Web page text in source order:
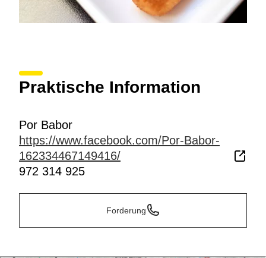
Praktische Information
Por Babor
https://www.facebook.com/Por-Babor-
162334467149416/
972 314 925
Forderung